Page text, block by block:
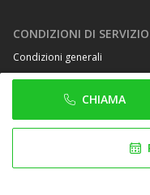
CHIAMA
CONDIZIONI DI SERVIZIO
Condizioni generali
Privacy Policy
Cookie Policy